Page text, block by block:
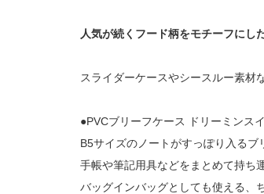
人気が続くフード柄をモチーフにし
スライダーケースやシースルー素材
●PVCブリーフケース ドリーミンス
B5サイズのノートがすっぽり入るブ
手帳や筆記用具などをまとめて持ち
バッグインバッグとしても使える、